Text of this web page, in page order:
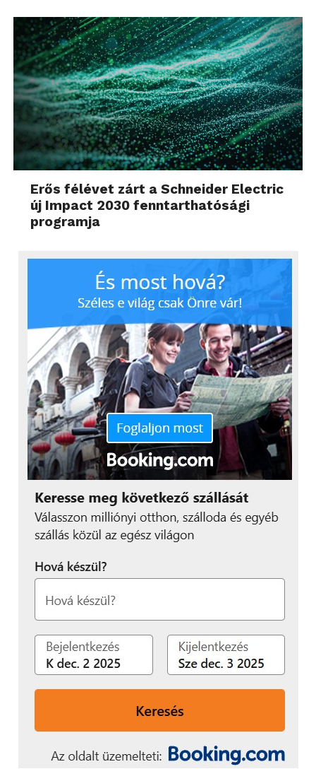
Erős félévet zárt a Schneider Electric
új Impact 2030 fenntarthatósági
programja